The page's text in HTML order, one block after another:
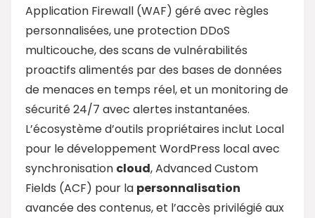
Application Firewall (WAF) géré avec règles
personnalisées, une protection DDoS
multicouche, des scans de vulnérabilités
proactifs alimentés par des bases de données
de menaces en temps réel, et un monitoring de
sécurité 24/7 avec alertes instantanées.
L’écosystème d’outils propriétaires inclut Local
pour le développement WordPress local avec
synchronisation cloud, Advanced Custom
Fields (ACF) pour la personnalisation
avancée des contenus, et l’accès privilégié aux